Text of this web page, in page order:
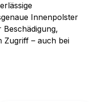
Innenpolster
Zugriff – auch bei